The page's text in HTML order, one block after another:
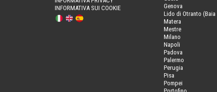
INFORMATIVA SUI COOKIE
Genova
Lido di Otranto
Matera
Mestre
Milano
Napoli
Padova
Palermo
Perugia
Pisa
Pompei